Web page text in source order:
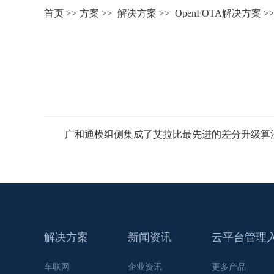
首页 >> 方案 >> 解决方案 >> OpenFOTA解决方案
广和通模组侧集成了艾拉比最先进的差分升级
解决方案
车联网
新闻资讯
企业资讯
云平台管理
更多产品